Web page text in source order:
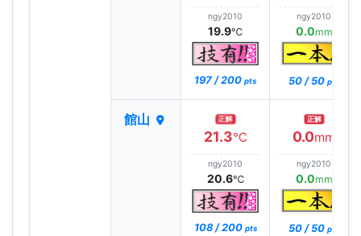
ngy2010
19.9℃
197 / 200 pts
ngy2010
0.0mm
50 / 50 pts
館山 正解
21.3℃
ngy2010
20.6℃
108 / 200 pts
正解
0.0mm
ngy2010
0.0mm
50 / 50 pts